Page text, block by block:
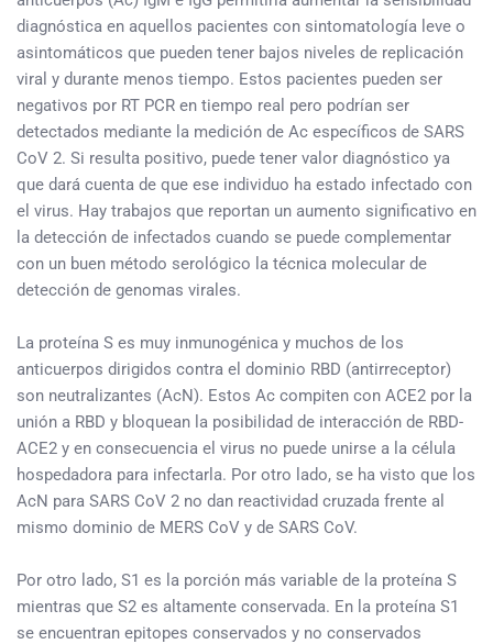
diagnóstica en aquellos pacientes con sintomatología leve o
asintomáticos que pueden tener bajos niveles de replicación
viral y durante menos tiempo. Estos pacientes pueden ser
negativos por RT PCR en tiempo real pero podrían ser
detectados mediante la medición de Ac específicos de SARS
CoV 2. Si resulta positivo, puede tener valor diagnóstico ya
que dará cuenta de que ese individuo ha estado infectado con
el virus. Hay trabajos que reportan un aumento significativo en
la detección de infectados cuando se puede complementar
con un buen método serológico la técnica molecular de
detección de genomas virales.
La proteína S es muy inmunogénica y muchos de los
anticuerpos dirigidos contra el dominio RBD (antirreceptor)
son neutralizantes (AcN). Estos Ac compiten con ACE2 por la
unión a RBD y bloquean la posibilidad de interacción de RBD-
ACE2 y en consecuencia el virus no puede unirse a la célula
hospedadora para infectarla. Por otro lado, se ha visto que los
AcN para SARS CoV 2 no dan reactividad cruzada frente al
mismo dominio de MERS CoV y de SARS CoV.
Por otro lado, S1 es la porción más variable de la proteína S
mientras que S2 es altamente conservada. En la proteína S1
se encuentran epitopes conservados y no conservados